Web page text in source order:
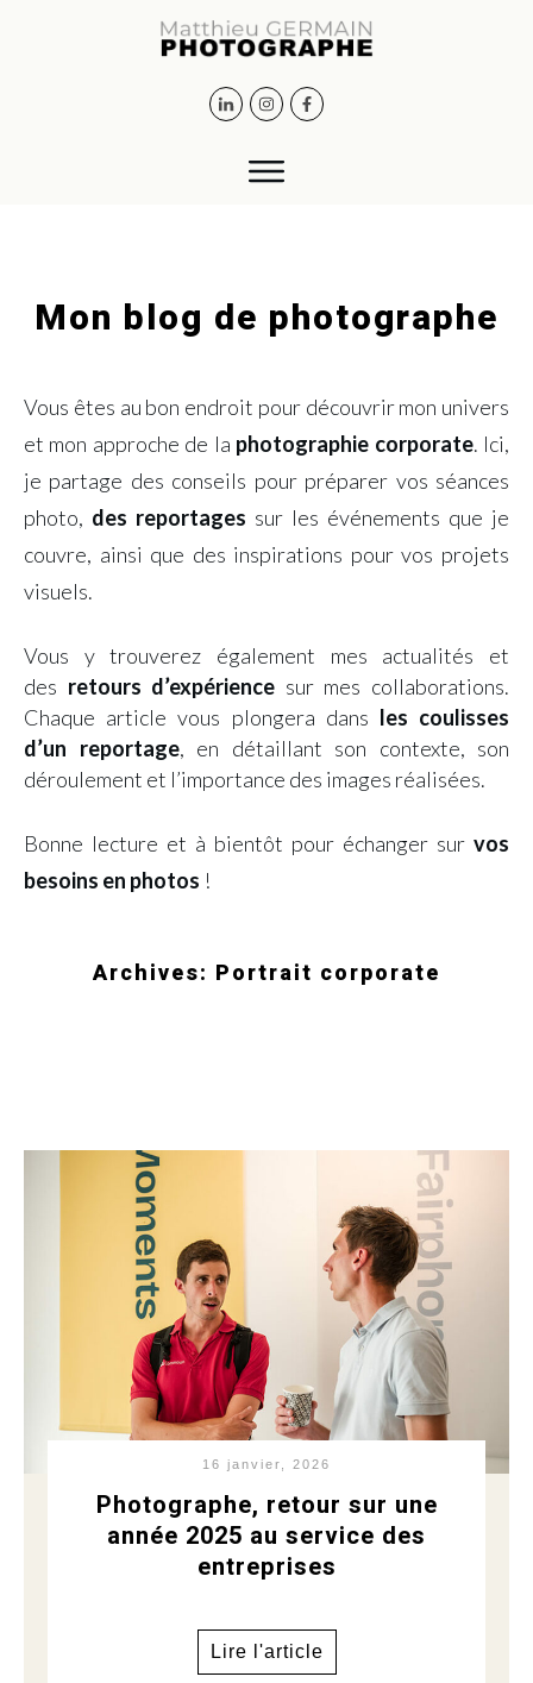
Mon blog de photographe
Vous êtes au bon endroit pour découvrir mon univers
et mon approche de la photographie corporate. Ici,
je partage des conseils pour préparer vos séances
photo, des reportages sur les événements que je
couvre, ainsi que des inspirations pour vos projets
visuels.
Vous y trouverez également mes actualités et
des retours d’expérience sur mes collaborations.
Chaque article vous plongera dans les coulisses
d’un reportage, en détaillant son contexte, son
déroulement et l’importance des images réalisées.
Bonne lecture et à bientôt pour échanger sur vos
besoins en photos !
Archives: Portrait corporate
16 janvier, 2026
Photographe, retour sur une
année 2025 au service des
entreprises
Lire l'article